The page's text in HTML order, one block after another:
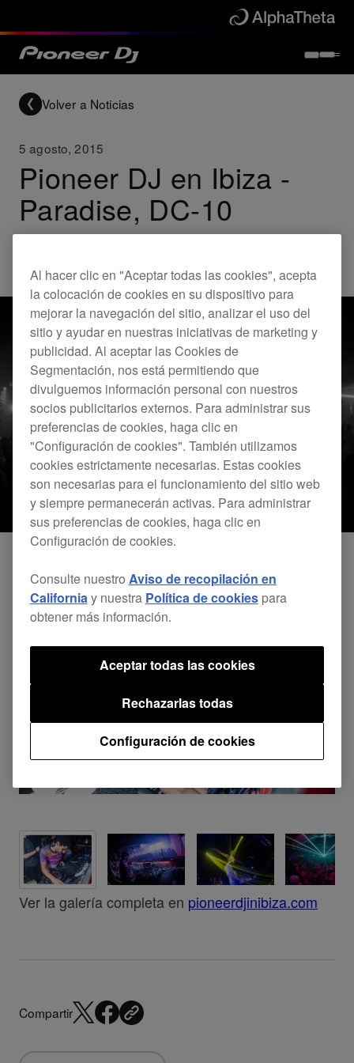
Volver a Noticias
5 agosto, 2015
Pioneer DJ en Ibiza -
Paradise, DC-10
Ver la galería completa en pioneerdjinibiza.com
Compartir
Al hacer clic en "Aceptar todas las cookies", acepta
la colocación de cookies en su dispositivo para
mejorar la navegación del sitio, analizar el uso del
sitio y ayudar en nuestras iniciativas de marketing y
publicidad. Al aceptar las Cookies de
Segmentación, nos está permitiendo que
divulguemos información personal con nuestros
socios publicitarios externos. Para administrar sus
preferencias de cookies, haga clic en
"Configuración de cookies". También utilizamos
cookies estrictamente necesarias. Estas cookies
son necesarias para el funcionamiento del sitio web
y siempre permanecerán activas. Para administrar
sus preferencias de cookies, haga clic en
Configuración de cookies.
Consulte nuestro Aviso de recopilación en
Californiay nuestra Política de cookiespara
obtener más información.
Configuración de cookies
Rechazarlas todas
Aceptar todas las cookies